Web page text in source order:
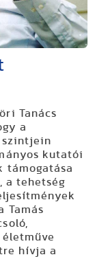
Tanács
a
szintjein
kutatói
támogatása
a tehetség
Tamás
hívja a